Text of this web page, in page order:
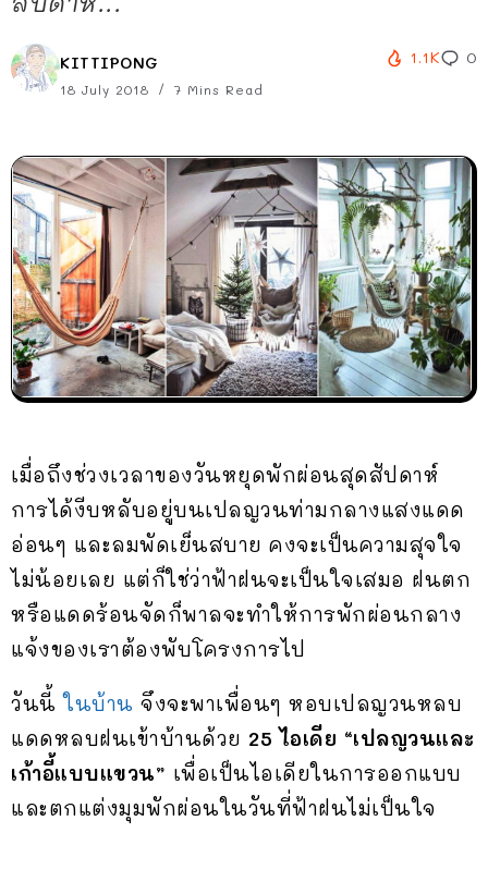
KITTIPONG
18 July 2018 7 Mins Read
1.1K 0
เมื่อถึงช่วงเวลาของวันหยุดพักผ่อนสุดสัปดาห์
การได้งีบหลับอยู่บนเปลญวนท่ามกลางแสงแดด
อ่อนๆ และลมพัดเย็นสบาย คงจะเป็นความสุจใจ
ไม่น้อยเลย แต่ก็ใช่ว่าฟ้าฝนจะเป็นใจเสมอ ฝนตก
หรือแดดร้อนจัดก็พาลจะทำให้การพักผ่อนกลาง
แจ้งของเราต้องพับโครงการไป
วันนี้ในบ้าน จึงจะพาเพื่อนๆ หอบเปลญวนหลบ
แดดหลบฝนเข้าบ้านด้วย 25 ไอเดีย “เปลญวนและ
เก้าอี้แบบแขวน” เพื่อเป็นไอเดียในการออกแบบ
และตกแต่งมุมพักผ่อนในวันที่ฟ้าฝนไม่เป็นใจ